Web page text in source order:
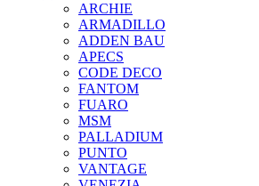
ARCHIE
ARMADILLO
ADDEN BAU
APECS
CODE DECO
FANTOM
FUARO
MSM
PALLADIUM
PUNTO
VANTAGE